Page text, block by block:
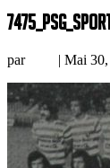
par | Mai